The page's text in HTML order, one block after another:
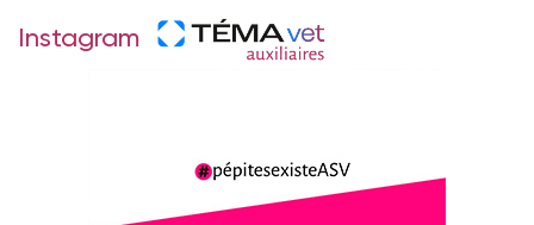
Instagram